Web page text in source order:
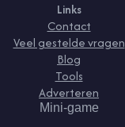
Links
Contact
Veel gestelde vragen
Blog
Tools
Adverteren
Mini-game